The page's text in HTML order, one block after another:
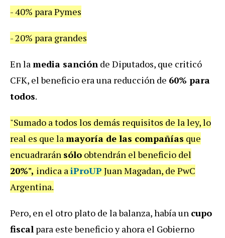
- 40% para Pymes
- 20% para grandes
En la media sanción de Diputados, que criticó
CFK, el beneficio era una reducción de 60% para
todos.
"Sumado a todos los demás requisitos de la ley, lo
real es que la mayoría de las compañías que
encuadrarán sólo obtendrán el beneficio del
20%", indica a iProUP Juan Magadan, de PwC
Argentina.
Pero, en el otro plato de la balanza, había un cupo
fiscal para este beneficio y ahora el Gobierno